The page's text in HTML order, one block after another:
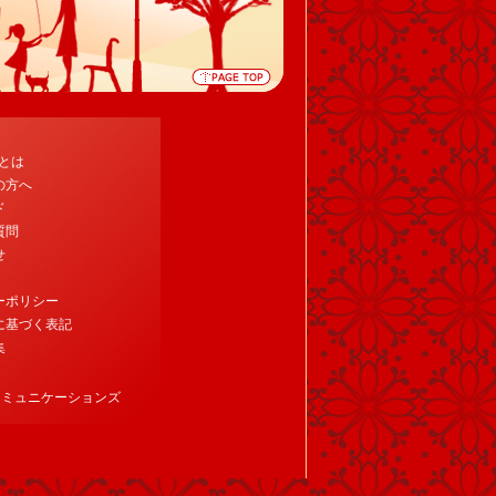
は
方へ
問
ポリシー
基づく表記
ュニケーションズ